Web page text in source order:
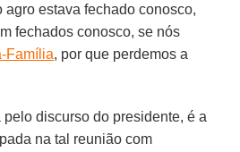
agro estava fechado conosco,
fechados conosco, se nós
Família, por que perdemos a
discurso do presidente, é a
na tal reunião com